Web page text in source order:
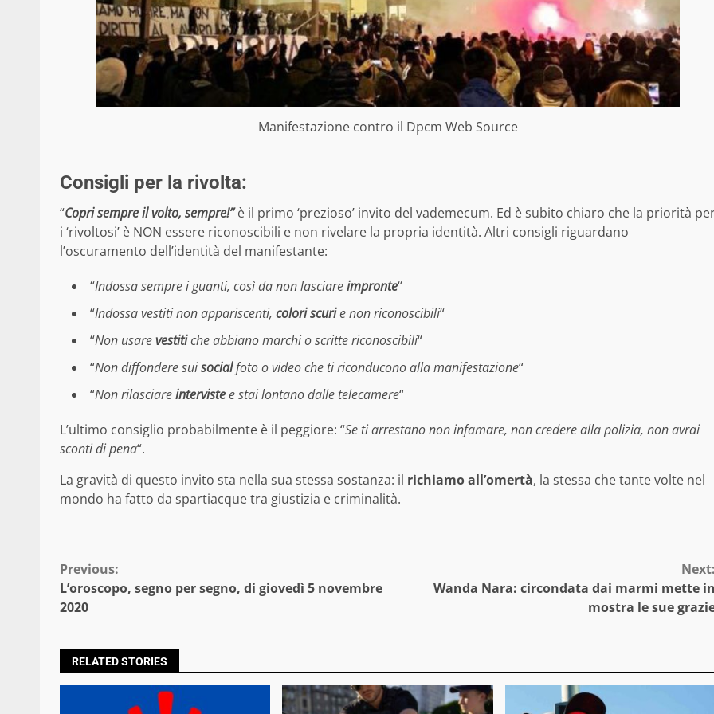
Manifestazione contro il Dpcm Web Source
Consigli per la rivolta:
“Copri sempre il volto, sempre!”è il primo ‘prezioso’ invito del vademecum. Ed è subito chiaro che la priorità
i ‘rivoltosi’ è NON essere riconoscibili e non rivelare la propria identità. Altri consigli riguardano
l’oscuramento dell’identità del manifestante:
“Indossa sempre i guanti, così da non lasciareimpronte“
“Indossa vestiti non appariscenti, colori scurie non riconoscibili“
“Non usarevestitiche abbiano marchi o scritte riconoscibili“
“Non diffondere suisocialfoto o video che ti riconducono alla manifestazione“
“Non rilasciareintervistee stai lontano dalle telecamere“
L’ultimo consiglio probabilmente è il peggiore: “Se ti arrestano non infamare, non credere alla polizia, non avrai
sconti di pena“.
La gravità di questo invito sta nella sua stessa sostanza: il richiamo all’omertà, la stessa che tante volte nel
mondo ha fatto da spartiacque tra giustizia e criminalità.
Continue
Reading
Previous:
L’oroscopo, segno per segno, di giovedì 5 novembre
2020
Wanda Nara: circondata dai marmi mette
mostra le sue
RELATED STORIES